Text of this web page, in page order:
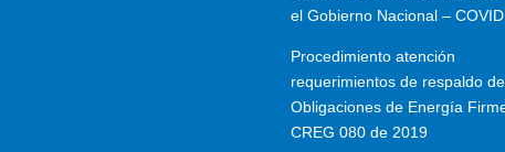
el Gobierno Nacional –
Procedimiento atención
requerimientos de respaldo de
Obligaciones de Energía
CREG 080 de 2019